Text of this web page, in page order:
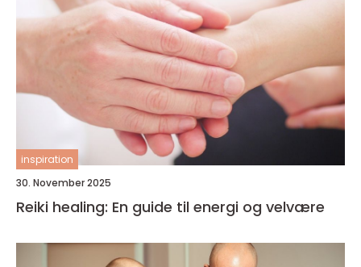
inspiration
30. November 2025
Reiki healing: En guide til energi og velvære